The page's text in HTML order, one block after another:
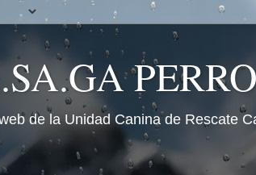
de la Unidad Canina de Rescate